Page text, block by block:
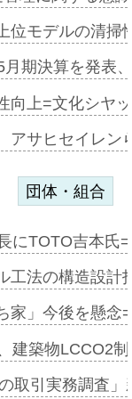
位モデルの清
期決算を発表
向上=文化シヤ
アサヒセイレ
団体・組合
にTOTO吉本氏
工法の構造設
家」今後を懸
建築物LCCO2
取引実務調査